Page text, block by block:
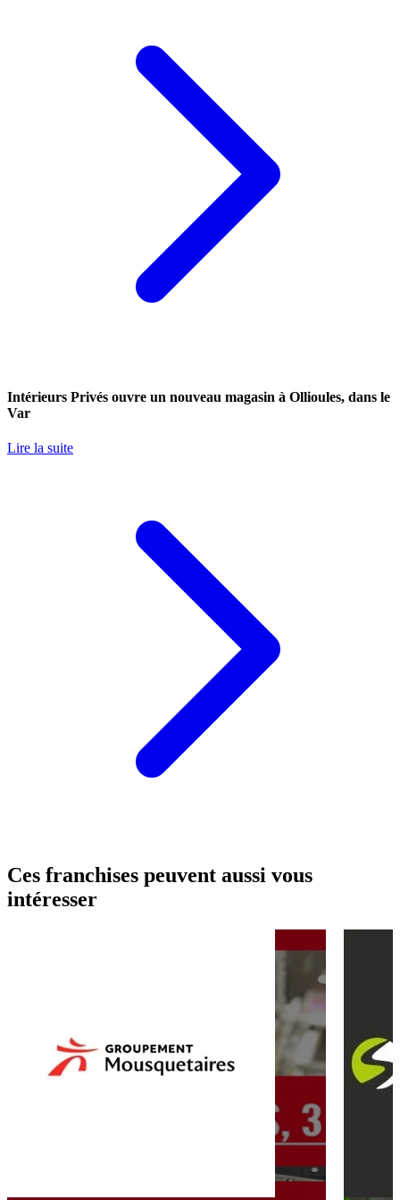
Intérieurs Privés ouvre un nouveau magasin à Ollioules, dans le
Var
Lire la suite
Ces franchises peuvent aussi vous
intéresser